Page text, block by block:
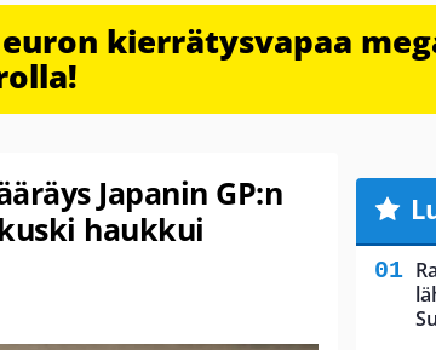
kierrätysvapaa
Japanin GP:n
haukkui